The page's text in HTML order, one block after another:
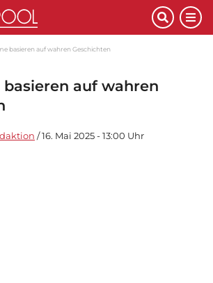
basieren auf wahren Geschichten
basieren auf wahren
/ 16. Mai 2025 - 13:00 Uhr